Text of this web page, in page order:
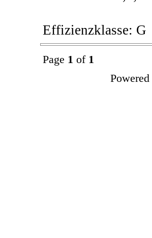
Effizienzklasse: G
Page 1 of 1